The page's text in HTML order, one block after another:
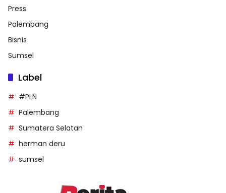
Press
Palembang
Bisnis
Sumsel
Label
#PLN
Palembang
Sumatera Selatan
herman deru
sumsel